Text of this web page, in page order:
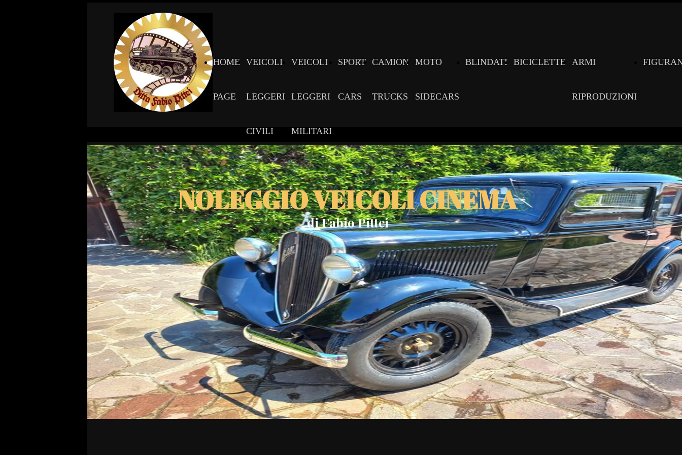
HOME
PAGE
VEICOLI
LEGGERI
CIVILI
VEICOLI
LEGGERI
MILITARI
SPORT
CARS
CAMION
TRUCKS
MOTO
SIDECARS
BLINDATI BICICLETTE ARMI
RIPRODUZIONI
NOLEGGIO VEICOLI CINEMA
di Fabio Pittei